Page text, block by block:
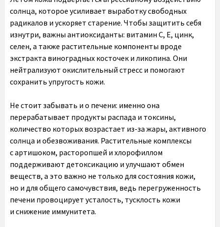
солнца, которое усиливает выработку свободных
радикалов и ускоряет старение. Чтобы защитить себя
изнутри, важны антиоксиданты: витамин С, Е, цинк,
селен, а также растительные компоненты вроде
экстракта виноградных косточек и ликопина. Они
нейтрализуют окислительный стресс и помогают
сохранить упругость кожи.
Не стоит забывать и о печени: именно она
перерабатывает продукты распада и токсины,
количество которых возрастает из-за жары, активного
солнца и обезвоживания. Растительные комплексы
с артишоком, расторопшей и хлорофиллом
поддерживают детоксикацию и улучшают обмен
веществ, а это важно не только для состояния кожи,
но и для общего самочувствия, ведь перегруженность
печени провоцирует усталость, тусклость кожи
и снижение иммунитета.